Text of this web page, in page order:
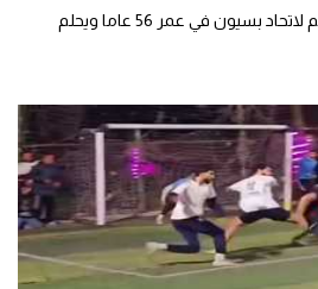
حكايات في الجول - لاعب ينضم لاتحاد بسيون في عمر 56 عاما ويحلم